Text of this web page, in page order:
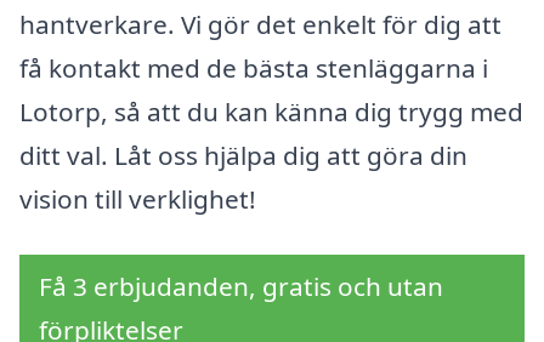
hantverkare. Vi gör det enkelt för dig att
få kontakt med de bästa stenläggarna i
Lotorp, så att du kan känna dig trygg med
ditt val. Låt oss hjälpa dig att göra din
vision till verklighet!
Få 3 erbjudanden, gratis och utan
förpliktelser